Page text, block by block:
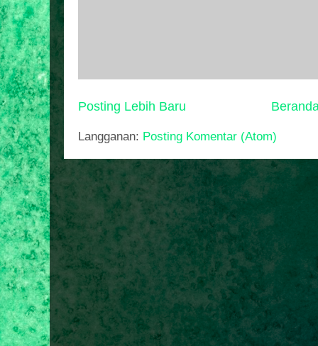
Posting Lebih Baru
Langganan: Posting Komentar (Atom)